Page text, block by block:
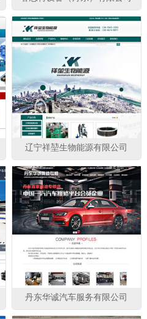
辽宁祥堃生物能源有限公司
丹东华诚汽车服务有限公司